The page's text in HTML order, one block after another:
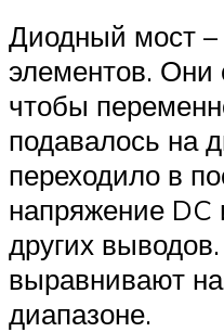
Диодный мост –
элементов. Они
чтобы
подавалось на
переходило в
напряжение
других
выравнивают
диапазоне.